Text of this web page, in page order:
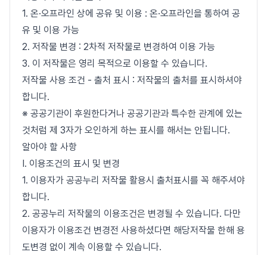
1. 온·오프라인 상에 공유 및 이용 : 온·오프라인을 통하여 공
유 및 이용 가능
2. 저작물 변경 : 2차적 저작물로 변경하여 이용 가능
3. 이 저작물은 영리 목적으로 이용할 수 있습니다.
저작물 사용 조건 - 출처 표시 : 저작물의 출처를 표시하셔야
합니다.
※ 공공기관이 후원한다거나 공공기관과 특수한 관계에 있는
것처럼 제 3자가 오인하게 하는 표시를 해서는 안됩니다.
알아야 할 사항
I. 이용조건의 표시 및 변경
1. 이용자가 공공누리 저작물 활용시 출처표시를 꼭 해주셔야
합니다.
2. 공공누리 저작물의 이용조건은 변경될 수 있습니다. 다만
이용자가 이용조건 변경전 사용하셨다면 해당저작물 한해 용
도변경 없이 계속 이용할 수 있습니다.